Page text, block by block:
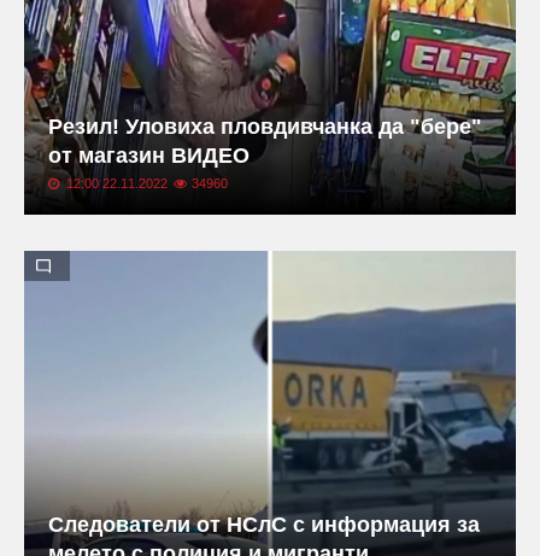
Резил! Уловиха пловдивчанка да "бере"
от магазин ВИДЕО
12:00 22.11.2022 34960
Следователи от НСлС с информация за